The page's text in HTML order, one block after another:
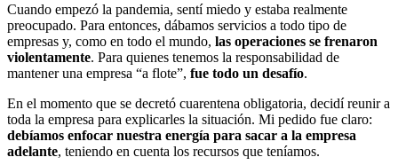
Cuando empezó la pandemia, sentí miedo y estaba realmente
preocupado. Para entonces, dábamos servicios a todo tipo de
empresas y, como en todo el mundo, las operaciones se frenaron
violentamente. Para quienes tenemos la responsabilidad de
mantener una empresa “a flote”, fue todo un desafío.
En el momento que se decretó cuarentena obligatoria, decidí reunir a
toda la empresa para explicarles la situación. Mi pedido fue claro:
debíamos enfocar nuestra energía para sacar a la empresa
adelante, teniendo en cuenta los recursos que teníamos.